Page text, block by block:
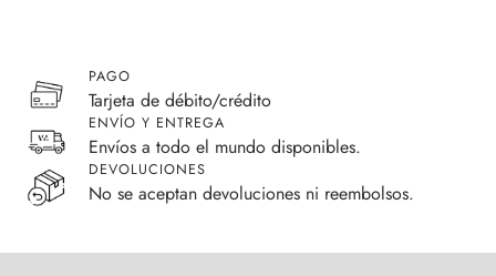
PAGO
Tarjeta de débito/crédito
ENVÍO Y ENTREGA
Envíos a todo el mundo disponibles.
DEVOLUCIONES
No se aceptan devoluciones ni reembolsos.